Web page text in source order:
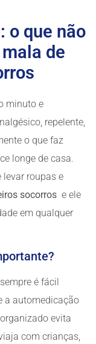
o que não
de
minuto e
repelente,
o que faz
longe de casa.
levar roupas e
socorros e ele
em qualquer
é fácil
a automedicação
evita
com crianças,